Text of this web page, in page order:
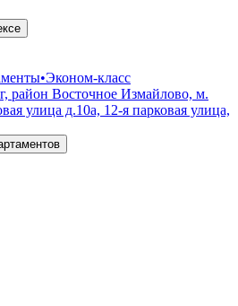
•Эконом-класс
район Восточное Измайлово, м.
улица д.10а, 12-я парковая улица,